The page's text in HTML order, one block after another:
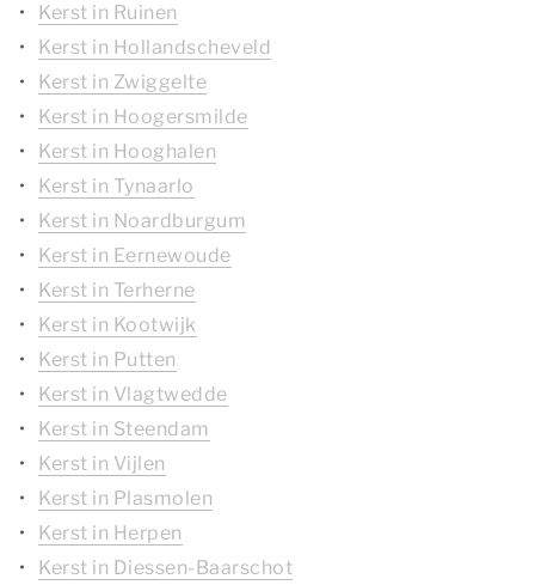
Kerst in Ruinen
Kerst in Hollandscheveld
Kerst in Zwiggelte
Kerst in Hoogersmilde
Kerst in Hooghalen
Kerst in Tynaarlo
Kerst in Noardburgum
Kerst in Eernewoude
Kerst in Terherne
Kerst in Kootwijk
Kerst in Putten
Kerst in Vlagtwedde
Kerst in Steendam
Kerst in Vijlen
Kerst in Plasmolen
Kerst in Herpen
Kerst in Diessen-Baarschot